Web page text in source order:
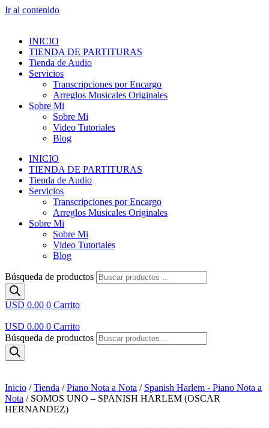
Ir al contenido
INICIO
TIENDA DE PARTITURAS
Tienda de Audio
Servicios
Transcripciones por Encargo
Arreglos Musicales Originales
Sobre Mi
Sobre Mi
Video Tutoriales
Blog
INICIO
TIENDA DE PARTITURAS
Tienda de Audio
Servicios
Transcripciones por Encargo
Arreglos Musicales Originales
Sobre Mi
Sobre Mi
Video Tutoriales
Blog
Búsqueda de productos
USD 0.00 0 Carrito
USD 0.00 0 Carrito
Búsqueda de productos
Inicio /Tienda /Piano Nota a Nota / Spanish Harlem - Piano Nota a
Nota / SOMOS UNO – SPANISH HARLEM (OSCAR
HERNANDEZ)